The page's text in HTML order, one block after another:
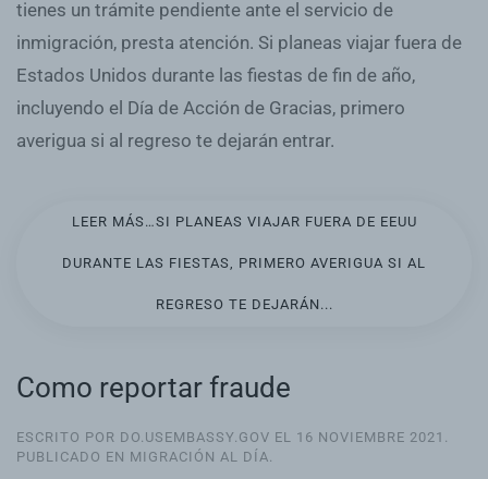
tienes un trámite pendiente ante el servicio de
inmigración, presta atención. Si planeas viajar fuera de
Estados Unidos durante las fiestas de fin de año,
incluyendo el Día de Acción de Gracias, primero
averigua si al regreso te dejarán entrar.
LEER MÁS…SI PLANEAS VIAJAR FUERA DE EEUU
DURANTE LAS FIESTAS, PRIMERO AVERIGUA SI AL
REGRESO TE DEJARÁN...
Como reportar fraude
ESCRITO POR DO.USEMBASSY.GOV EL 16 NOVIEMBRE 2021 .
PUBLICADO EN MIGRACIÓN AL DÍA.